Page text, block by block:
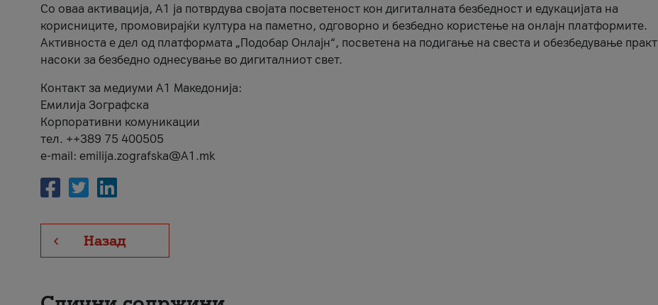
Со оваа активација, А1 ја потврдува својата посветеност кон дигиталната безбедност и едукацијата на
корисниците, промовирајќи култура на паметно, одговорно и безбедно користење на онлајн платформите.
Активноста е дел од платформата „Подобар Онлајн“, посветена на подигање на свеста и обезбедување
насоки за безбедно однесување во дигиталниот свет.
Контакт за медиуми А1 Македонија:
Емилија Зографска
Корпоративни комуникации
тел. ++389 75 400505
e-mail: emilija.zografska@A1.mk
Назад